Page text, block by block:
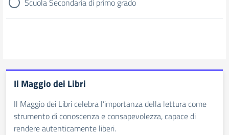
Scuola Secondaria di primo grado
Il Maggio dei Libri
Il Maggio dei Libri celebra l’importanza della lettura come
strumento di conoscenza e consapevolezza, capace di
rendere autenticamente liberi.